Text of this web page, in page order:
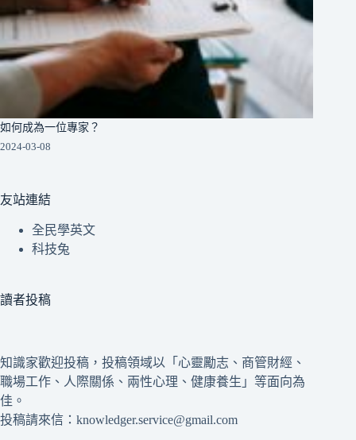
如何成為一位專家？
2024-03-08
友站連結
全民學英文
科技兔
讀者投稿
知識家歡迎投稿，投稿領域以「心靈勵志、商管財經、
職場工作、人際關係、兩性心理、健康養生」等面向為
佳。
投稿請來信：knowledger.service@gmail.com